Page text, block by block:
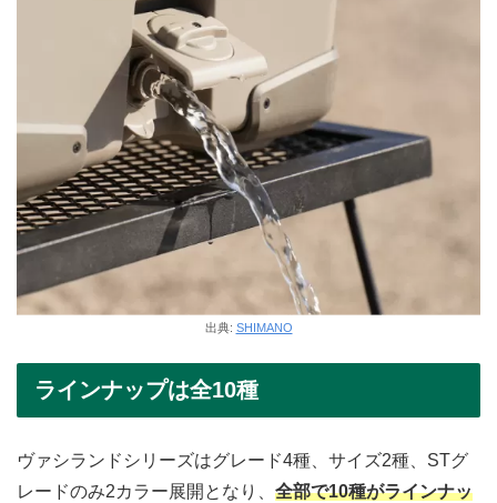
出典: SHIMANO
ラインナップは全10種
ヴァシランドシリーズはグレード4種、サイズ2種、STグ
レードのみ2カラー展開となり、 全部で10種がラインナッ